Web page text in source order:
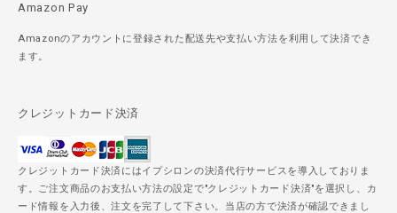
Amazon Pay
Amazonのアカウントに登録された配送先や支払い方法を利用して決済でき
ます。
クレジットカード決済
クレジットカード決済にはイプシロンの決済代行サービスを導入しておりま
す。ご注文商品のお支払い方法の設定で"クレジットカード決済"を選択し、カ
ード情報を入力後、注文を完了して下さい。当店の方で決済が確認できまし